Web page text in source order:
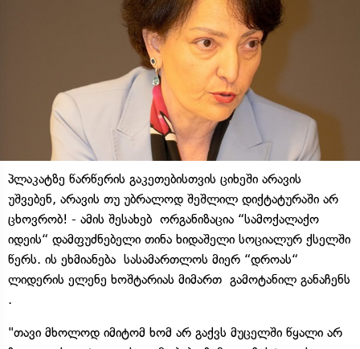
პლაკატზე წარწერის გაკეთებისთვის ციხეში არავის
უშვებენ, არავის თუ უბრალოდ შეშლილ დიქტატურაში არ
ცხოვრობ! - ამის შესახებ ორგანიზაცია “სამოქალაქო
იდეის“ დამფუძნებელი თინა ხიდაშელი სოციალურ ქსელში
წერს. ის ეხმიანება სასამართლოს მიერ “დროას“
ლიდერის ელენე ხოშტარიას მიმართ გამოტანილ განაჩენს
.
"თავი მხოლოდ იმიტომ ხომ არ გაქვს მუცელში წყალი არ